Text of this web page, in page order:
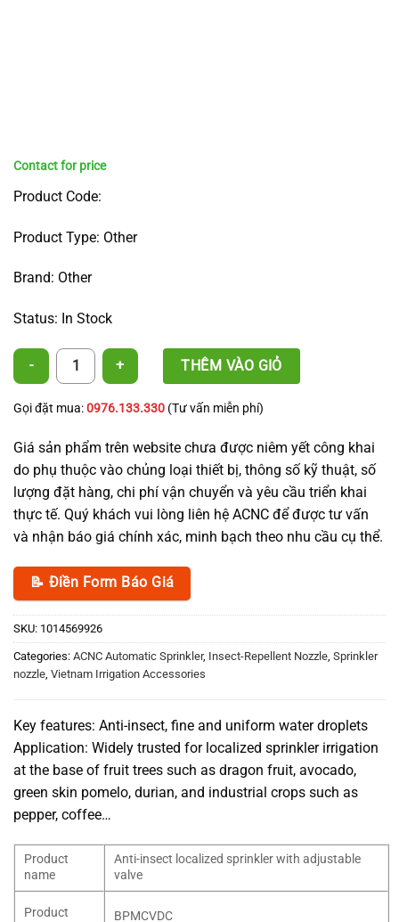
Product Code:
Product Type: Other
Brand: Other
Status: In Stock
Local Anti-Insect Sprinkler Nozzle with Flow Control Valve quantity
THÊM VÀO GIỎ
Gọi đặt mua:0976.133.330 (Tư vấn miễn phí)
Giá sản phẩm trên website chưa được niêm yết công khai
do phụ thuộc vào chủng loại thiết bị, thông số kỹ thuật, số
lượng đặt hàng, chi phí vận chuyển và yêu cầu triển khai
thực tế. Quý khách vui lòng liên hệ ACNC để được tư vấn
và nhận báo giá chính xác, minh bạch theo nhu cầu cụ thể.
📝 Điền Form Báo Giá
SKU: 1014569926
Categories: ACNC Automatic Sprinkler, Insect-Repellent Nozzle Sprinkler
nozzle Vietnam Irrigation Accessories
Key features: Anti-insect, fine and uniform water droplets
Application: Widely trusted for localized sprinkler irrigation
at the base of fruit trees such as dragon fruit, avocado,
green skin pomelo, durian, and industrial crops such as
pepper, coffee…
Product
name
Anti-insect localized sprinkler with adjustable
valve
Product
BPMCVDC